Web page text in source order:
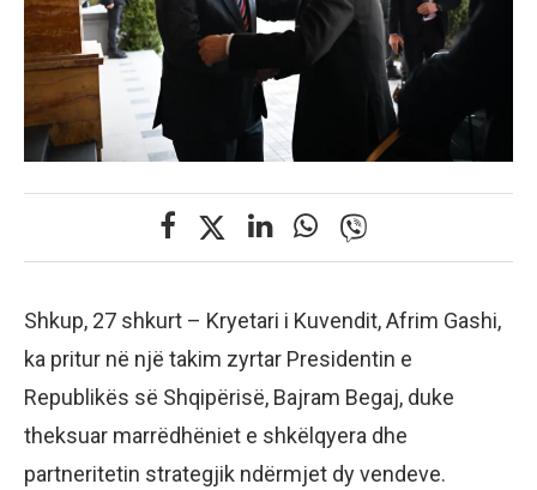
Shkup, 27 shkurt – Kryetari i Kuvendit, Afrim Gashi,
ka pritur në një takim zyrtar Presidentin e
Republikës së Shqipërisë, Bajram Begaj, duke
theksuar marrëdhëniet e shkëlqyera dhe
partneritetin strategjik ndërmjet dy vendeve.